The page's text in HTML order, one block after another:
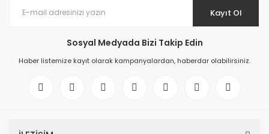
Kayıt Ol
Sosyal Medyada Bizi Takip Edin
Haber listemize kayıt olarak kampanyalardan, haberdar olabilirsiniz.